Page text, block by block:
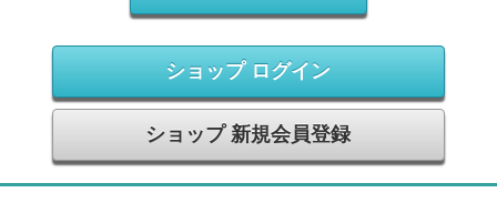
ショップ ログイン
ショップ 新規会員登録